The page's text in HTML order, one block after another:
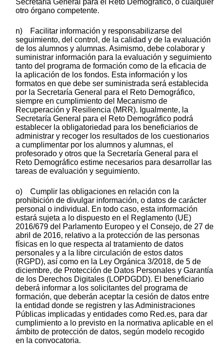
otro órgano competente.
n) Facilitar información y responsabilizarse del
seguimiento, del control, de la calidad y de la evaluación
de los alumnos y alumnas. Asimismo, debe colaborar y
suministrar información para la evaluación y seguimiento
tanto del programa de formación como de la eficacia de
la aplicación de los fondos. Esta información y los
formatos en que debe ser suministrada será establecida
por la Secretaría General para el Reto Demográfico,
siempre en cumplimiento del Mecanismo de
Recuperación y Resiliencia (MRR). Igualmente, la
Secretaría General para el Reto Demográfico podrá
establecer la obligatoriedad para los beneficiarios de
administrar y recoger los resultados de los cuestionarios
a cumplimentar por los alumnos y alumnas, el
profesorado y otros que la Secretaría General para el
Reto Demográfico estime necesarios para desarrollar las
tareas de evaluación y seguimiento.
o) Cumplir las obligaciones en relación con la
prohibición de divulgar información, o datos de carácter
personal o individual. En todo caso, esta información
estará sujeta a lo dispuesto en el Reglamento (UE)
2016/679 del Parlamento Europeo y el Consejo, de 27 de
abril de 2016, relativo a la protección de las personas
físicas en lo que respecta al tratamiento de datos
personales y a la libre circulación de estos datos
(RGPD), así como en la Ley Orgánica 3/2018, de 5 de
diciembre, de Protección de Datos Personales y Garantía
de los Derechos Digitales (LOPDGDD). El beneficiario
deberá informar a los solicitantes del programa de
formación, que deberán aceptar la cesión de datos entre
la entidad donde se registren y las Administraciones
Públicas implicadas y entidades como Red.es, para dar
cumplimiento a lo previsto en la normativa aplicable en el
ámbito de protección de datos, según modelo recogido
en la convocatoria.